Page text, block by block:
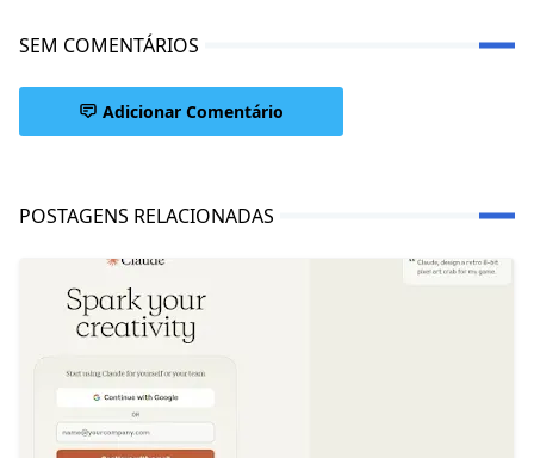
SEM COMENTÁRIOS
Adicionar Comentário
POSTAGENS RELACIONADAS